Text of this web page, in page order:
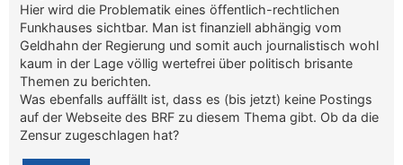
Hier wird die Problematik eines öffentlich-rechtlichen
Funkhauses sichtbar. Man ist finanziell abhängig vom
Geldhahn der Regierung und somit auch journalistisch wohl
kaum in der Lage völlig wertefrei über politisch brisante
Themen zu berichten.
Was ebenfalls auffällt ist, dass es (bis jetzt) keine Postings
auf der Webseite des BRF zu diesem Thema gibt. Ob da die
Zensur zugeschlagen hat?